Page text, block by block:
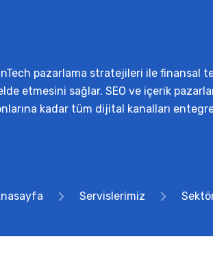
pazarlama stratejileri ile finansal
etmesini sağlar. SEO ve içerik
kadar tüm dijital kanalları
Servislerimiz